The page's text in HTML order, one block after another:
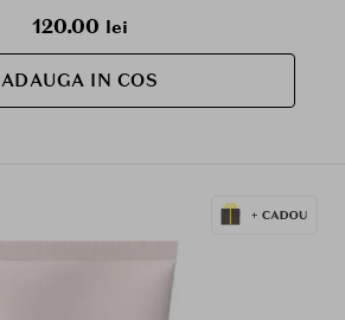
120.00 lei
ADAUGA IN COS